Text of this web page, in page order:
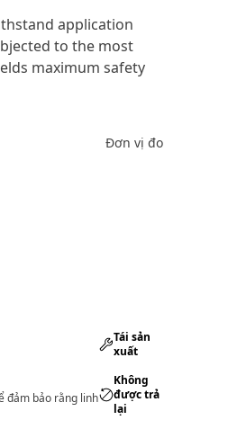
application
to the most
maximum safety
Đơn vị đo
đảm bảo rằng linh
Tái sản
xuất
Không
được trả
lại